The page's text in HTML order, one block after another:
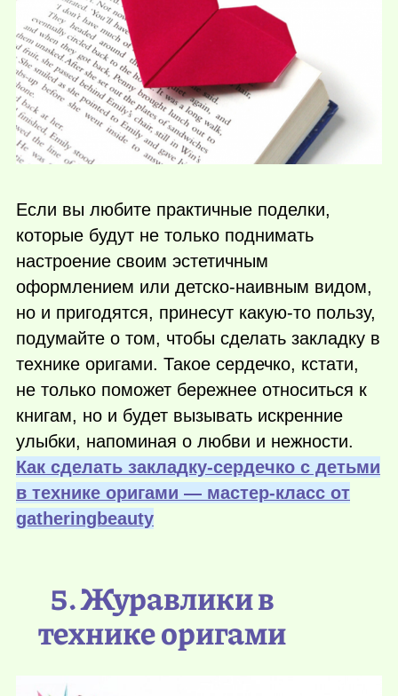
Если вы любите практичные поделки,
которые будут не только поднимать
настроение своим эстетичным
оформлением или детско-наивным видом,
но и пригодятся, принесут какую-то пользу,
подумайте о том, чтобы сделать закладку в
технике оригами. Такое сердечко, кстати,
не только поможет бережнее относиться к
книгам, но и будет вызывать искренние
улыбки, напоминая о любви и нежности.
Как сделать закладку-сердечко с детьми
в технике оригами — мастер-класс от
gatheringbeauty
5. Журавлики в
технике оригами